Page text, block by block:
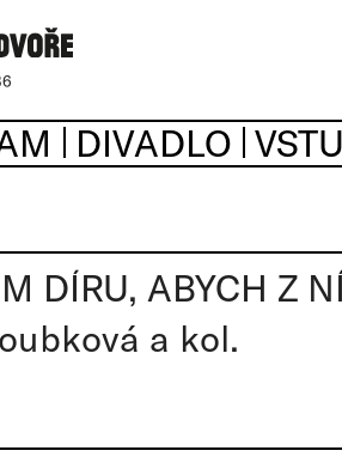
DIVADLO
DÍRU, ABYCH Z
a kol.